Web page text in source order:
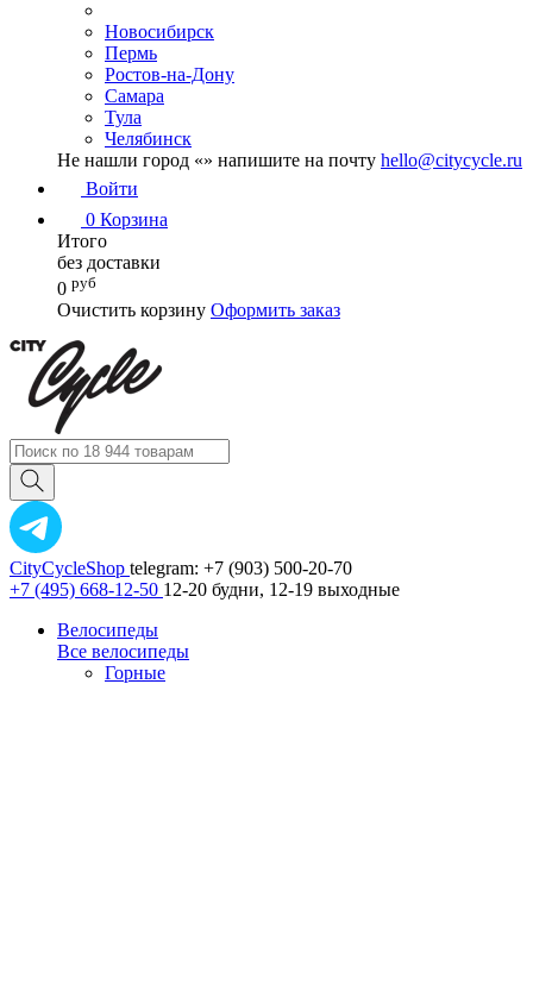
Новосибирск
Пермь
Ростов-на-Дону
Самара
Тула
Челябинск
Не нашли город «» напишите на почту hello@citycycle.ru
Войти
0 Корзина
Итого
без доставки
0 руб
Очистить корзину Оформить заказ
CityCycleShop telegram: +7 (903) 500-20-70
+7 (495) 668-12-50 12-20 будни, 12-19 выходные
Велосипеды
Все велосипеды
Горные